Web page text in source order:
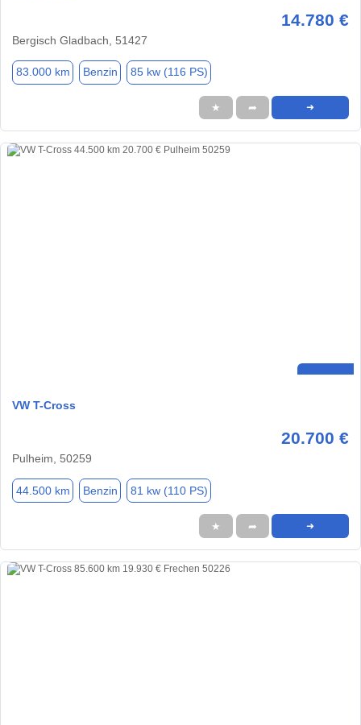
14.780 €
Bergisch Gladbach, 51427
83.000 km Benzin 85 kw (116 PS)
★ ➦ ➜
VW T-Cross
20.700 €
Pulheim, 50259
44.500 km Benzin 81 kw (110 PS)
★ ➦ ➜